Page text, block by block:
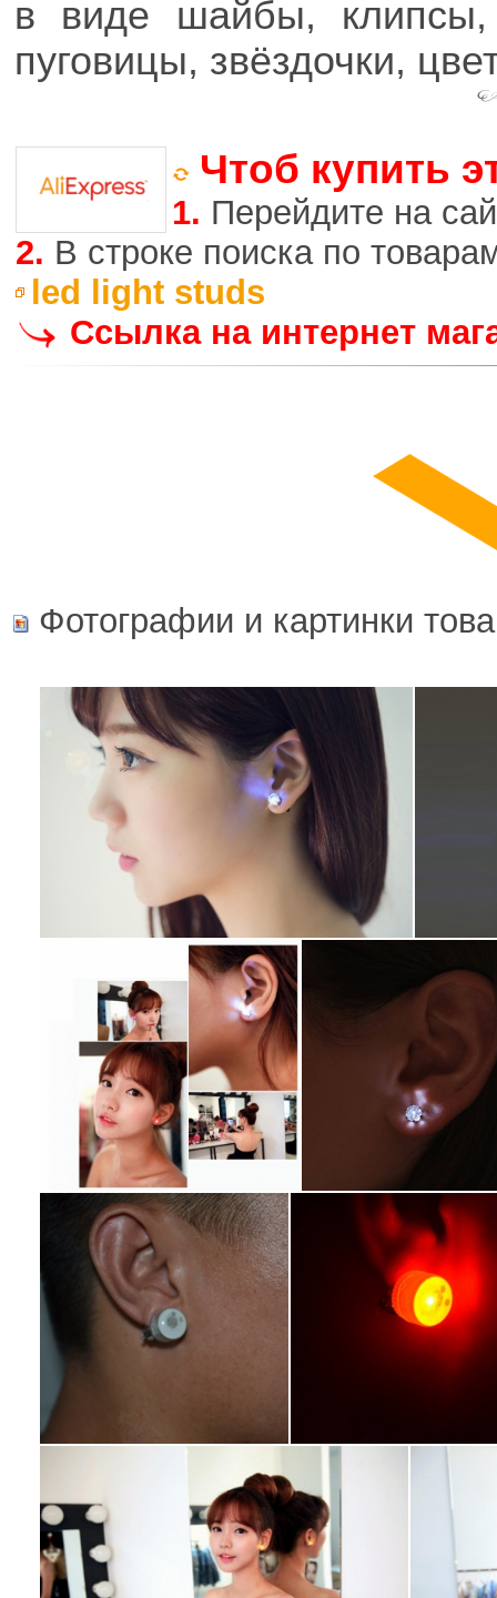
в виде шайбы, клипсы,
пуговицы, звёздочки,
Чтоб купить
1. Перейдите на
2. В строке поиска по
led light studs
Ссылка на интернет
Фотографии и картинки